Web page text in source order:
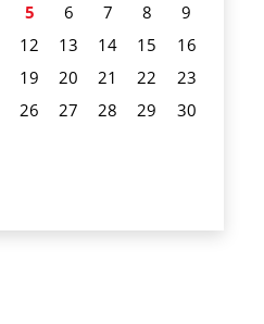
5 6 7 8
9
12 13 14 15
16
19 20 21 22
23
26 27 28 29
30